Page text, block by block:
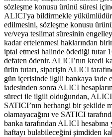
sözleşme konusu ürünü süresi
ALICI'ya bildirmekle
edilmesini, sözleşme konusu
ve/veya teslimat süresinin
kadar ertelenmesi haklarından
iptal etmesi halinde ödediği tutar
defaten ödenir. ALICI’nın kredi
ürün tutarı, siparişin ALICI
gün içerisinde ilgili bankaya iade
iadesinden sonra ALICI
süreci ile ilgili olduğundan,
SATICI’nın herhangi bir şekilde
olamayacağını ve SATICI
banka tarafından ALICI hesabına
haftayı bulabileceğini şimdiden